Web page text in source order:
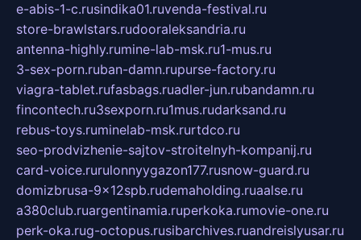
e-abis-1-c.rusindika01.ruvenda-festival.ru
store-brawlstars.rudooraleksandria.ru
antenna-highly.rumine-lab-msk.ru1-mus.ru
3-sex-porn.ruban-damn.rupurse-factory.ru
viagra-tablet.rufasbags.ruadler-jun.rubandamn.ru
fincontech.ru3sexporn.ru1mus.rudarksand.ru
rebus-toys.ruminelab-msk.rurtdco.ru
seo-prodvizhenie-sajtov-stroitelnyh-kompanij.ru
card-voice.rurulonnyygazon177.rusnow-guard.ru
domizbrusa-9x12spb.rudemaholding.ruaalse.ru
a380club.ruargentinamia.ruperkoka.rumovie-one.ru
perk-oka.rug-octopus.rusibarchives.ruandreislyusar.ru